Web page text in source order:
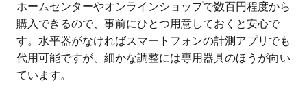
ホームセンターやオンラインショップで数百円程度から
購入できるので、事前にひとつ用意しておくと安心で
す。水平器がなければスマートフォンの計測アプリでも
代用可能ですが、細かな調整には専用器具のほうが向い
ています。